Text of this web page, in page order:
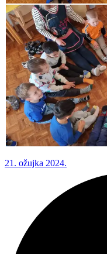
21. ožujka 2024.